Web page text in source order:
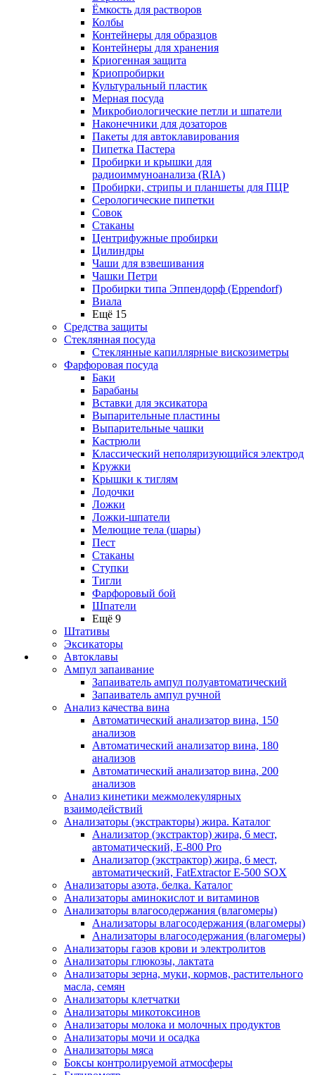
Ёмкость для растворов
Колбы
Контейнеры для образцов
Контейнеры для хранения
Криогенная защита
Криопробирки
Культуральный пластик
Мерная посуда
Микробиологические петли и шпатели
Наконечники для дозаторов
Пакеты для автоклавирования
Пипетка Пастера
Пробирки и крышки для
радиоиммуноанализа (RIA)
Пробирки, стрипы и планшеты для ПЦР
Серологические пипетки
Совок
Стаканы
Центрифужные пробирки
Цилиндры
Чаши для взвешивания
Чашки Петри
Пробирки типа Эппендорф (Eppendorf)
Виала
Ещё 15
Средства защиты
Стеклянная посуда
Стеклянные капиллярные вискозиметры
Фарфоровая посуда
Баки
Барабаны
Вставки для эксикатора
Выпарительные пластины
Выпарительные чашки
Кастрюли
Классический неполяризующийся электрод
Кружки
Крышки к тиглям
Лодочки
Ложки
Ложки-шпатели
Мелющие тела (шары)
Пест
Стаканы
Ступки
Тигли
Фарфоровый бой
Шпатели
Ещё 9
Штативы
Эксикаторы
Автоклавы
Ампул запаивание
Запаиватель ампул полуавтоматический
Запаиватель ампул ручной
Анализ качества вина
Автоматический анализатор вина, 150
анализов
Автоматический анализатор вина, 180
анализов
Автоматический анализатор вина, 200
анализов
Анализ кинетики межмолекулярных
взаимодействий
Анализаторы (экстракторы) жира. Каталог
Анализатор (экстрактор) жира, 6 мест,
автоматический, E-800 Pro
Анализатор (экстрактор) жира, 6 мест,
автоматический, FatExtractor E-500 SOX
Анализаторы азота, белка. Каталог
Анализаторы аминокислот и витаминов
Анализаторы влагосодержания (влагомеры)
Анализаторы влагосодержания (влагомеры)
Анализаторы влагосодержания (влагомеры)
Анализаторы газов крови и электролитов
Анализаторы глюкозы, лактата
Анализаторы зерна, муки, кормов, растительного
масла, семян
Анализаторы клетчатки
Анализаторы микотоксинов
Анализаторы молока и молочных продуктов
Анализаторы мочи и осадка
Анализаторы мяса
Боксы контролируемой атмосферы